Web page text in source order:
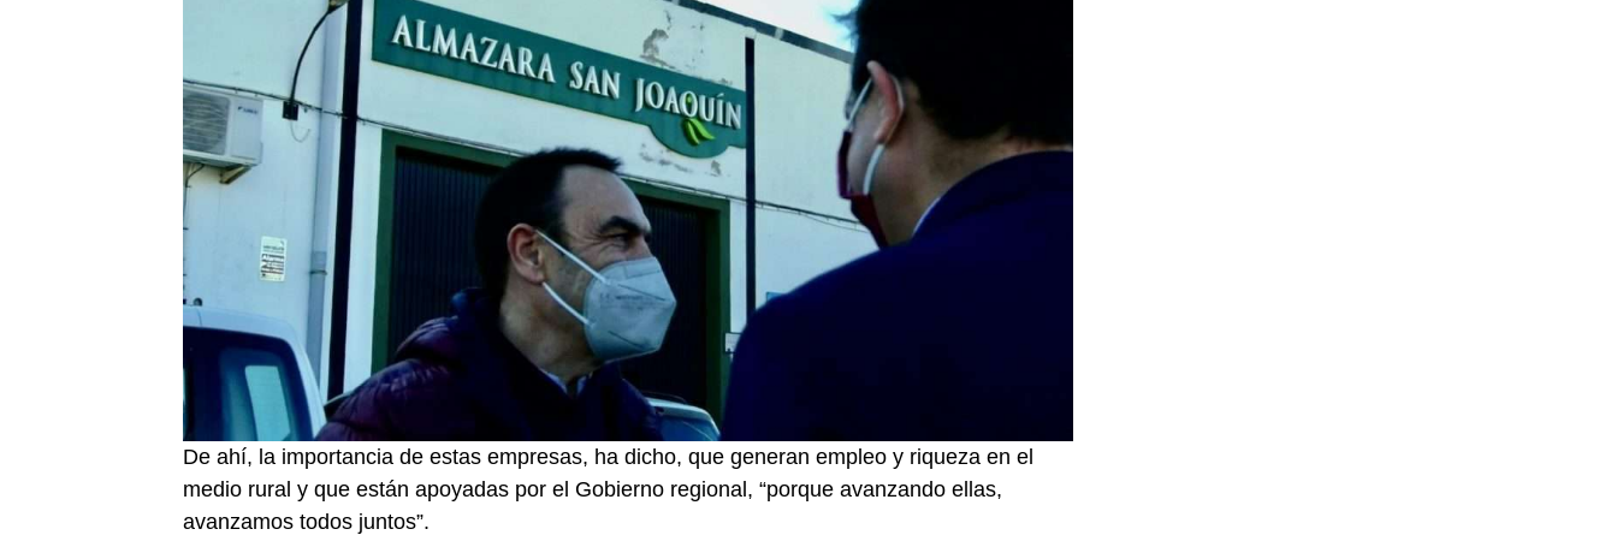
De ahí, la importancia de estas empresas, ha dicho, que generan empleo y riqueza en el
medio rural y que están apoyadas por el Gobierno regional, “porque avanzando ellas,
avanzamos todos juntos”.